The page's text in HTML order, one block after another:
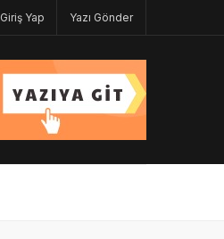
Giriş Yap Yazı Gönder